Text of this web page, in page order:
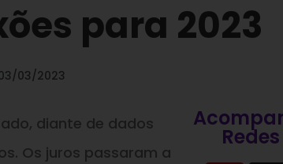
para 2023
03/2023
diante de dados
Os juros passaram a